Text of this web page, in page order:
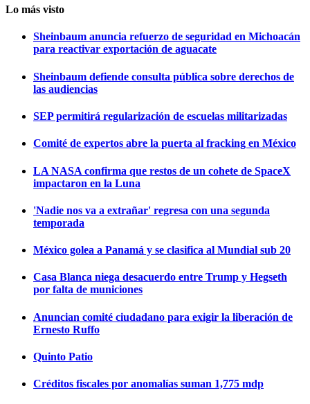
Lo más visto
Sheinbaum anuncia refuerzo de seguridad en Michoacán
para reactivar exportación de aguacate
Sheinbaum defiende consulta pública sobre derechos de
las audiencias
SEP permitirá regularización de escuelas militarizadas
Comité de expertos abre la puerta al fracking en México
LA NASA confirma que restos de un cohete de SpaceX
impactaron en la Luna
'Nadie nos va a extrañar' regresa con una segunda
temporada
México golea a Panamá y se clasifica al Mundial sub 20
Casa Blanca niega desacuerdo entre Trump y Hegseth
por falta de municiones
Anuncian comité ciudadano para exigir la liberación de
Ernesto Ruffo
Quinto Patio
Créditos fiscales por anomalías suman 1,775 mdp